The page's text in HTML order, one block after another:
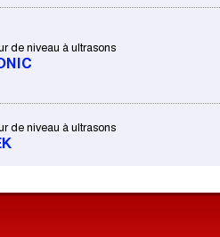
de niveau à ultrasons
de niveau à ultrasons